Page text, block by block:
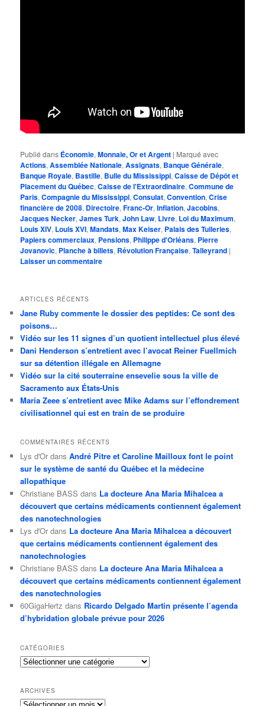
Publié dans Économie,Monnaie, Or et Argent | Marqué avec
Actions,Assemblée Nationale,Assignats, Banque Générale,
Banque Royale, Bastille, Bulle du Mississippi,Caisse de Dépôt et
Placement du Québec,Caisse de l'Extraordinaire,Commune de
Paris,Compagnie du Mississippi,Consulat,Convention,Crise
financière de 2008, Directoire,Franc-Or,Inflation,Jacobins,
Jacques Necker,James Turk,John Law, Livre, Loi du Maximum,
Louis XIV, Louis XVI,Mandats,Max Keiser, Palais des Tuileries,
Papiers commerciaux, Pensions, Philippe d'Orléans, Pierre
Jovanovic, Planche à billets, Révolution Française,Talleyrand |
Laisser un commentaire
ARTICLES RÉCENTS
Jane Ruby commente le dossier des peptides: Ce sont des
poisons…
Vidéo sur les 11 signes d’un quotient intellectuel plus élevé
Dani Henderson s’entretient avec l’avocat Reiner Fuellmich
sur sa détention illégale en Allemagne
Vidéo sur la cité souterraine ensevelie sous la ville de
Sacramento aux États-Unis
Maria Zeee s’entretient avec Mike Adams sur l’effondrement
civilisationnel qui est en train de se produire
COMMENTAIRES RÉCENTS
Lys d'Or dansAndré Pitre et Caroline Mailloux font le point
sur le système de santé du Québec et la médecine
allopathique
Christiane BASS dans La docteure Ana Maria Mihalcea a
découvert que certains médicaments contiennent également
des nanotechnologies
Lys d'Or dans La docteure Ana Maria Mihalcea a découvert
que certains médicaments contiennent également des
nanotechnologies
Christiane BASS dans La docteure Ana Maria Mihalcea a
découvert que certains médicaments contiennent également
des nanotechnologies
60GigaHertz dans Ricardo Delgado Martin présente l’agenda
d’hybridation globale prévue pour 2026
CATÉGORIES
Catégories
ARCHIVES
Archives